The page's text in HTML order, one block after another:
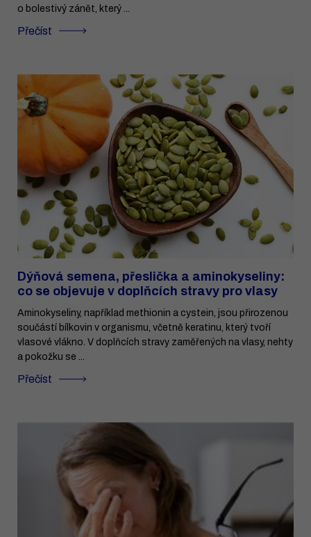
o bolestivý zánět, který ...
Přečíst
Dýňová semena, přeslička a aminokyseliny:
co se objevuje v doplňcích stravy pro vlasy
Aminokyseliny, například methionin a cystein, jsou přirozenou
součástí bílkovin v organismu, včetně keratinu, který tvoří
vlasové vlákno. V doplňcích stravy zaměřených na vlasy, nehty
a pokožku se ...
Přečíst